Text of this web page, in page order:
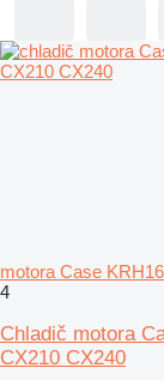
motora Case
4
Chladič motora
CX210 CX240